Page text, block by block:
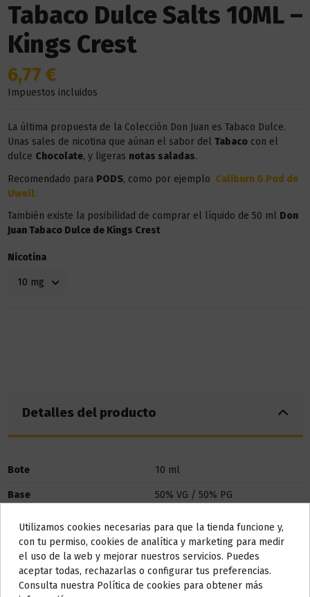
Tabaco Dulce Salts 10ML –
Kings Crest
6,77 €
Impuestos incluidos
La última propuesta de la Colección Don Juan es Tabaco Dulce.
Unas sales de nicotina que aúnan el sabor del Tabacocon el
dulce Chocolate, y ligeras notas saladas.
Recomendado para PODS, como por ejemplo Caliburn G Pod de
Uwell.
También existe la posibilidad de comprar el líquido de 50 ml Don
Juan Tabaco Dulce de Kings Crest
Nicotina
Detalles del producto
Bote 10 ml
Base 50% VG / 50% PG
Marca Kings Crest
Referencia 000710
En stock 7 Artículos
3664914478842
Do not show again.
AVISO IMPORTANTE
Nos tomamos unos días
Utilizamos cookies necesarias para que la tienda funcione y,
con tu permiso, cookies de analítica y marketing para medir
el uso de la web y mejorar nuestros servicios. Puedes
aceptar todas, rechazarlas o configurar tus preferencias.
Consulta nuestra Política de cookies para obtener más